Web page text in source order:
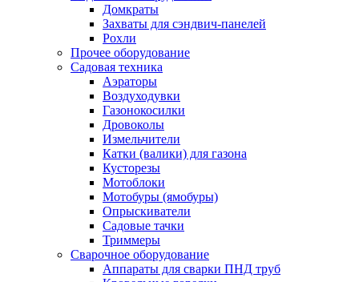
Домкраты
Захваты для сэндвич-панелей
Рохли
Прочее оборудование
Садовая техника
Аэраторы
Воздуходувки
Газонокосилки
Дровоколы
Измельчители
Катки (валики) для газона
Кусторезы
Мотоблоки
Мотобуры (ямобуры)
Опрыскиватели
Садовые тачки
Триммеры
Сварочное оборудование
Аппараты для сварки ПНД труб